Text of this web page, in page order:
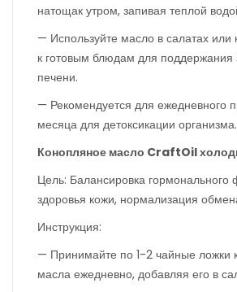
натощак утром, запивая теплой
— Используйте масло в салатах или
к готовым блюдам для поддержания
печени.
— Рекомендуется для ежедневного
месяца для детоксикации организма.
Конопляное масло CraftOil
Цель: Балансировка
здоровья кожи, нормализация
Инструкция:
— Принимайте по 1-2 чайные ложки
масла ежедневно, добавляя его в